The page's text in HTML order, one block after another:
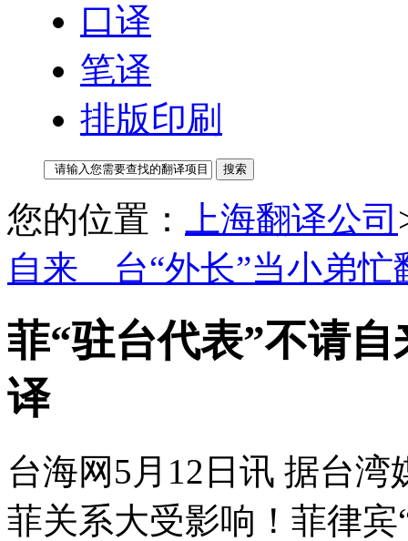
口译
笔译
排版印刷
您的位置： 上海翻译公司
自来 台“外长”当小弟忙
菲“驻台代表”不请
译
台海网5月12日讯 据台湾
菲关系大受影响！菲律